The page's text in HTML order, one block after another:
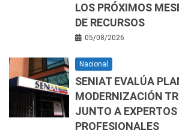
LOS PRÓXIMOS
DE RECURSOS
05/08/2026
Nacional
SENIAT EVALÚA
MODERNIZACIÓN
JUNTO A
PROFESIONALES